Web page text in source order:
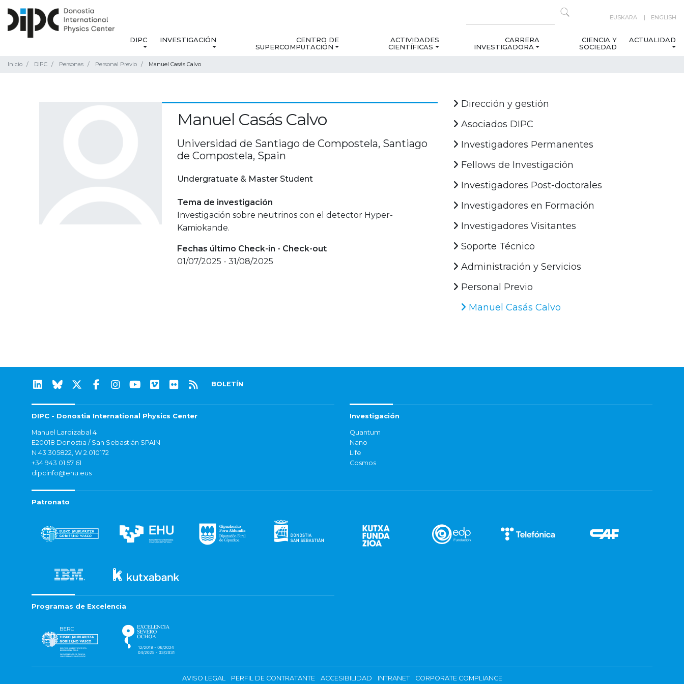
EUSKARA ENGLISH
DIPC INVESTIGACIÓN
CENTRO DE
SUPERCOMPUTACIÓN
ACTIVIDADES
CIENTÍFICAS
CARRERA
INVESTIGADORA
CIENCIA Y
SOCIEDAD
ACTUALIDAD
Inicio DIPC Personas Personal Previo Manuel Casás Calvo
Manuel Casás Calvo
Universidad de Santiago de Compostela, Santiago
de Compostela, Spain
Undergratuate & Master Student
Tema de investigación
Investigación sobre neutrinos con el detector Hyper-
Kamiokande.
Fechas último Check-in - Check-out
01/07/2025 - 31/08/2025
Dirección y gestión
Asociados DIPC
Investigadores Permanentes
Fellows de Investigación
Investigadores Post-doctorales
Investigadores en Formación
Investigadores Visitantes
Soporte Técnico
Administración y Servicios
Personal Previo
Manuel Casás Calvo
BOLETÍN
DIPC - Donostia International Physics Center
Manuel Lardizabal 4
E20018 Donostia / San Sebastián SPAIN
N 43.305822, W 2.010172
+34 943 01 57 61
dipcinfo@ehu.eus
Investigación
Quantum
Nano
Life
Cosmos
Patronato
Programas de Excelencia
AVISO LEGAL PERFIL DE CONTRATANTE ACCESIBILIDAD INTRANET CORPORATE COMPLIANCE